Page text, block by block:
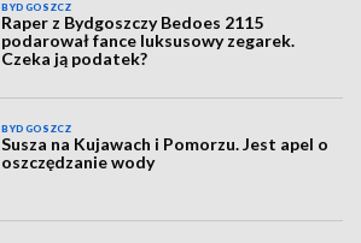
BYDGOSZCZ
Raper z Bydgoszczy Bedoes 2115
podarował fance luksusowy zegarek.
Czeka ją podatek?
BYDGOSZCZ
Susza na Kujawach i Pomorzu. Jest apel o
oszczędzanie wody